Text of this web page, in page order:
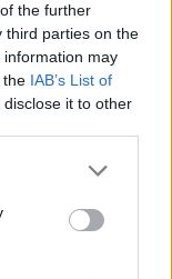
the further
third parties on the
information may
the IAB’s List of
it to other
a una
km/h:
multa e
– a bordo di